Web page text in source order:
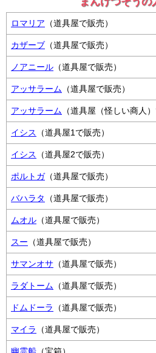
ロマリア （道具屋で販売）
カザーブ （道具屋で販売）
ノアニール （道具屋で販売）
アッサラーム （道具屋で販売）
アッサラーム （道具屋（怪しい商人）
イシス （道具屋1で販売）
イシス （道具屋2で販売）
ポルトガ（道具屋で販売）
バハラタ （道具屋で販売）
ムオル （道具屋で販売）
スー （道具屋で販売）
サマンオサ （道具屋で販売）
ラダトーム （道具屋で販売）
ドムドーラ （道具屋で販売）
マイラ （道具屋で販売）